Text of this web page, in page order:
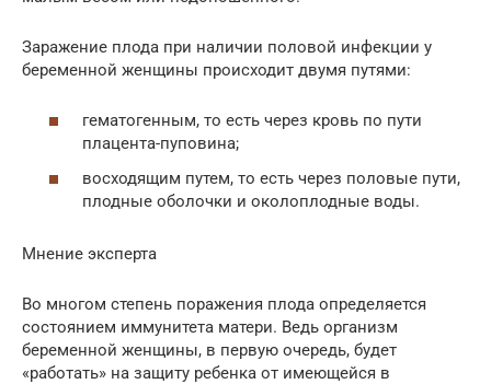
Заражение плода при наличии половой инфекции у
беременной женщины происходит двумя путями:
гематогенным, то есть через кровь по пути
плацента-пуповина;
восходящим путем, то есть через половые пути,
плодные оболочки и околоплодные воды.
Мнение эксперта
Во многом степень поражения плода определяется
состоянием иммунитета матери. Ведь организм
беременной женщины, в первую очередь, будет
«работать» на защиту ребенка от имеющейся в